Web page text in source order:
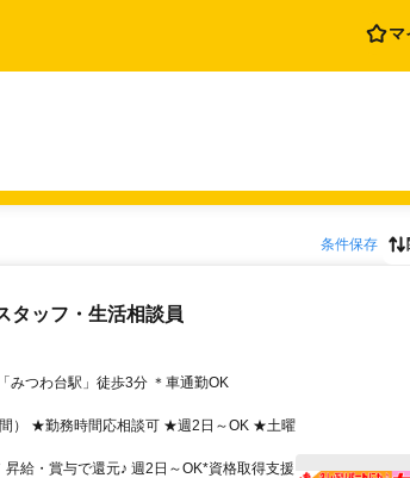
マ
条件保存
タッフ・生活相談員
みつわ台駅」徒歩3分 ＊車通勤OK
） ★勤務時間応相談可 ★週2日～OK ★土曜
給・賞与で還元♪ 週2日～OK*資格取得支援